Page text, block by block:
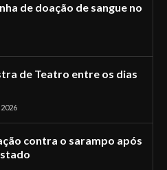
de doação de sangue no
de Teatro entre os dias
contra o sarampo após